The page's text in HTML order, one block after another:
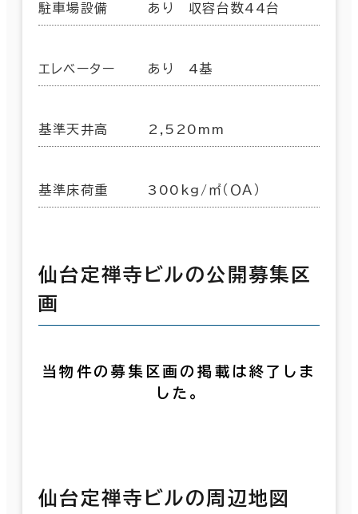
駐車場設備 あり 収容台数44台
エレベーター あり 4基
基準天井高 2,520mm
基準床荷重 300kg/㎡（ＯＡ）
仙台定禅寺ビルの公開募集区
画
当物件の募集区画の掲載は終了しま
した。
仙台定禅寺ビルの周辺地図